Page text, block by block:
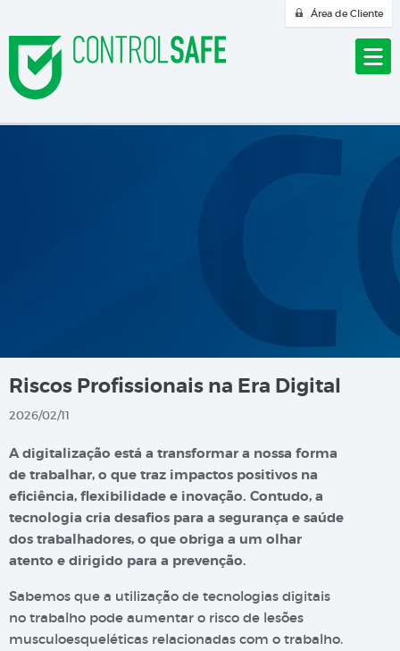
Área de Cliente
Riscos Profissionais na Era Digital
2026/02/11
A digitalização está a transformar a nossa forma
de trabalhar, o que traz impactos positivos na
eficiência, flexibilidade e inovação. Contudo, a
tecnologia cria desafios para a segurança e saúde
dos trabalhadores, o que obriga a um olhar
atento e dirigido para a prevenção.
Sabemos que a utilização de tecnologias digitais
no trabalho pode aumentar o risco de lesões
musculoesqueléticas relacionadas com o trabalho.